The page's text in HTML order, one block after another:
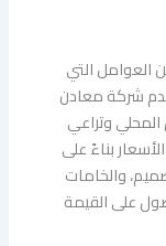
العوامل التي
شركة معادن
وتراعي
بناءً على
والخامات
على القيمة